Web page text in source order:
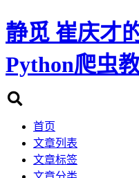
静觅 崔庆才
Python爬虫
首页
文章列表
文章标签